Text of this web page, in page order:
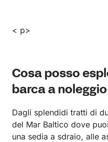
< p>
Cosa posso
barca a
Dagli splendidi tratti di
del Mar Baltico dove
una sedia a sdraio, alle